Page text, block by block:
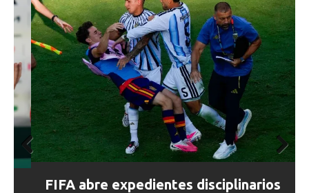
FIFA abre expedientes disciplinarios
Prev